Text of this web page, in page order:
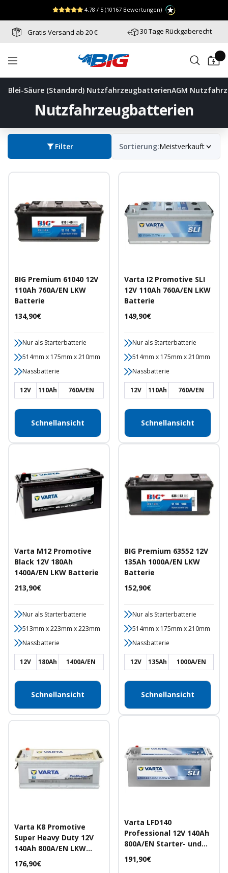
Zum Menü springen
Fußzeile springen
Barrierefreiheits-Widget öffnen
Inhalt
4.78 / 5 (10167 Bewertungen)
Gratis Versand ab 20 € 30 Tage Rückgaberecht
Navigation
Batterie-
Nutzfahrzeugbatterien
Blei-Säure (Standard) NutzfahrzeugbatterienAGM
Filter Sortierung:Meistverkauft
BIG Premium 61040 12V
110Ah 760A/EN LKW
Batterie
Angebotspreis
134,90€
Nur als Starterbatterie
514mm x 175mm x 210mm
Nassbatterie
12V 110Ah 760A/EN
Schnellansicht
Varta I2 Promotive SLI
12V 110Ah 760A/EN LKW
Batterie
Angebotspreis
149,90€
Nur als Starterbatterie
514mm x 175mm x 210mm
Nassbatterie
12V 110Ah 760A/EN
Schnellansicht
Varta M12 Promotive
Black 12V 180Ah
1400A/EN LKW Batterie
Angebotspreis
213,90€
Nur als Starterbatterie
513mm x 223mm x 223mm
Nassbatterie
12V 180Ah 1400A/EN
Schnellansicht
BIG Premium 63552 12V
135Ah 1000A/EN LKW
Batterie
Angebotspreis
152,90€
Nur als Starterbatterie
514mm x 175mm x 210mm
Nassbatterie
12V 135Ah 1000A/EN
Schnellansicht
Varta K8 Promotive
Super Heavy Duty 12V
140Ah 800A/EN LKW
Batterie
Angebotspreis
176,90€
Varta LFD140
Professional 12V 140Ah
800A/EN Starter- und
Versorgerbatterie
Angebotspreis
191,90€